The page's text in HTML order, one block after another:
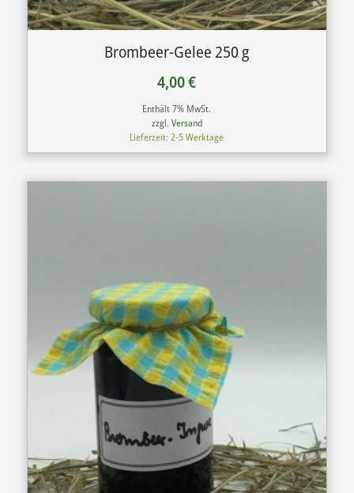
Brombeer-Gelee 250 g
4,00€
Enthält 7% MwSt.
zzgl. Versand
Lieferzeit: 2-5 Werktage